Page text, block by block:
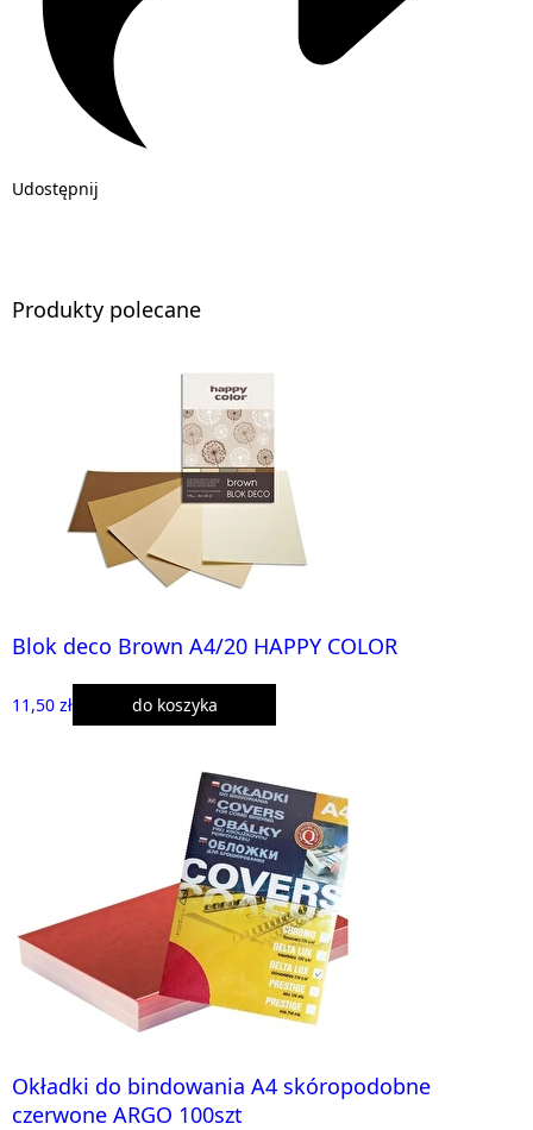
Udostępnij
Produkty polecane
Blok deco Brown A4/20 HAPPY COLOR
11,50 zł do koszyka
Okładki do bindowania A4 skóropodobne
czerwone ARGO 100szt